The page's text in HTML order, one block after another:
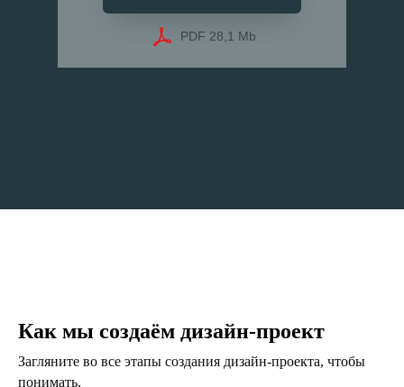
PDF 28,1 Mb
Как мы создаём дизайн-проект
Загляните во все этапы создания дизайн-проекта, чтобы
понимать,